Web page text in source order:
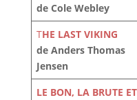
de Cole Webley
THE LAST VIKING
de Anders Thomas
Jensen
LE BON, LA BRUTE ET